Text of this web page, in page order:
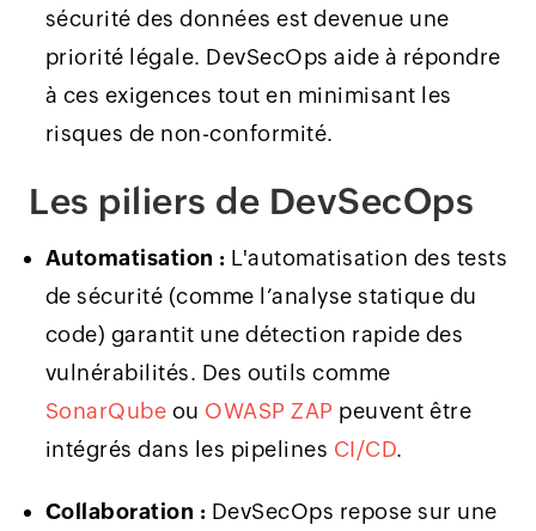
sécurité des données est devenue une
priorité légale. DevSecOps aide à répondre
à ces exigences tout en minimisant les
risques de non-conformité.
Les piliers de DevSecOps
Automatisation : L'automatisation des tests
de sécurité (comme l’analyse statique du
code) garantit une détection rapide des
vulnérabilités. Des outils comme
SonarQube ou OWASP ZAP peuvent être
intégrés dans les pipelines CI/CD.
Collaboration : DevSecOps repose sur une